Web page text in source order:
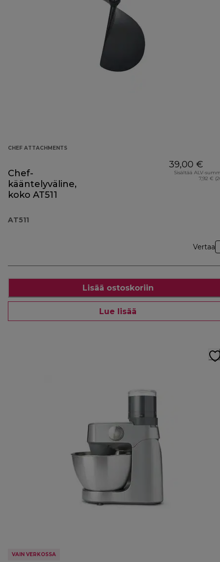
CHEF ATTACHMENTS
Chef-
kääntelyväline,
koko AT511
AT511
39,00 €
Sisältää ALV-
7,92 €
Vertaa
Lisää ostoskoriin
Lue lisää
VAIN VERKOSSA